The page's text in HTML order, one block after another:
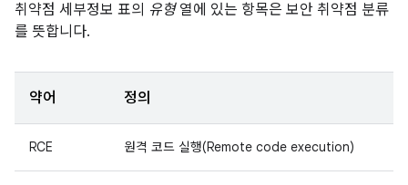
취약점 세부정보 표의 유형열에 있는 항목은 보안 취약점 분류
를 뜻합니다.
약어 정의
RCE 원격 코드 실행(Remote code execution)